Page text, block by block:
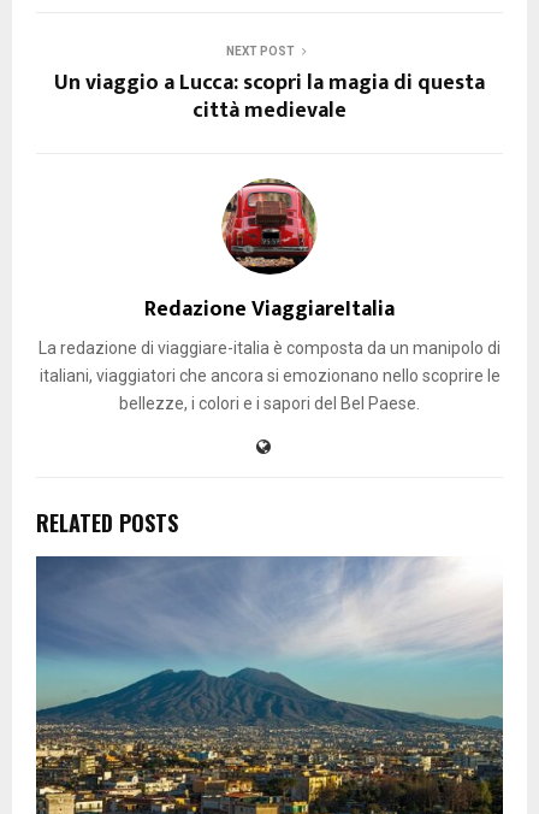
NEXT POST
Un viaggio a Lucca: scopri la magia di questa
città medievale
Redazione ViaggiareItalia
La redazione di viaggiare-italia è composta da un manipolo di
italiani, viaggiatori che ancora si emozionano nello scoprire le
bellezze, i colori e i sapori del Bel Paese.
RELATED POSTS